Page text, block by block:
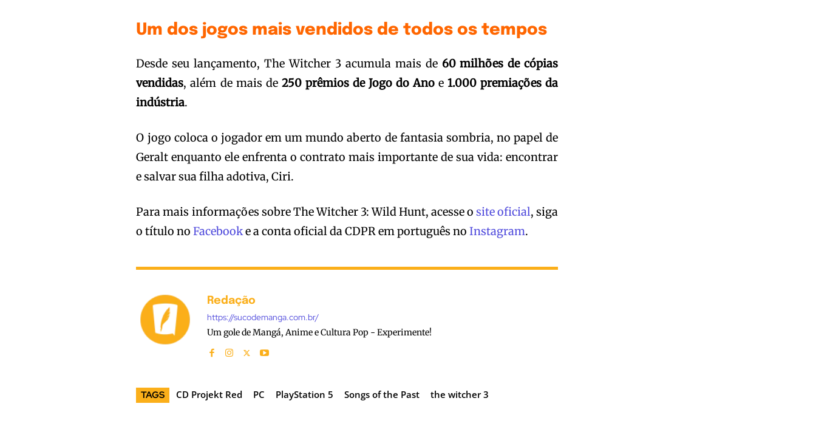
Um dos jogos mais vendidos de todos os tempos
Desde seu lançamento, The Witcher 3 acumula mais de 60 milhões de cópias
vendidas, além de mais de 250 prêmios de Jogo do Anoe1.000 premiações da
indústria.
O jogo coloca o jogador em um mundo aberto de fantasia sombria, no papel de
Geralt enquanto ele enfrenta o contrato mais importante de sua vida: encontrar
e salvar sua filha adotiva, Ciri.
Para mais informações sobre The Witcher 3: Wild Hunt, acesse osite oficial, siga
o título noFacebooke a conta oficial da CDPR em português noInstagram.
Redação
https://sucodemanga.com.br/
Um gole de Mangá, Anime e Cultura Pop - Experimente!
TAGS CD Projekt Red PC PlayStation 5 Songs of the Past the witcher 3